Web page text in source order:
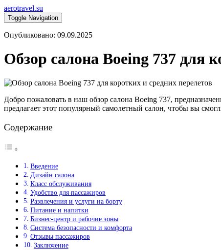
aerotravel.su
Toggle Navigation
Опубликовано: 09.09.2025
Обзор салона Boeing 737 для
Добро пожаловать в наш обзор салона Boeing 737,
предлагает этот популярный самолетный салон, чтобы вы
Содержание
Введение
Дизайн салона
Класс обслуживания
Удобство для пассажиров
Развлечения и услуги на борту
Питание и напитки
Бизнес-центр и рабочие зоны
Система безопасности и комфорта
Отзывы пассажиров
Заключение